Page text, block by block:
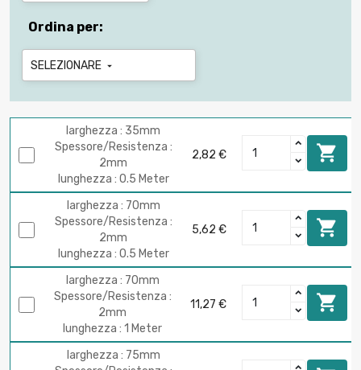
Ordina per:
SELEZIONARE 
larghezza : 35mm
Spessore/Resistenza :
2mm
lunghezza : 0.5 Meter
2,82 € 
larghezza : 70mm
Spessore/Resistenza :
2mm
lunghezza : 0.5 Meter
5,62 € 
larghezza : 70mm
Spessore/Resistenza :
2mm
lunghezza : 1 Meter
11,27 € 
larghezza : 75mm